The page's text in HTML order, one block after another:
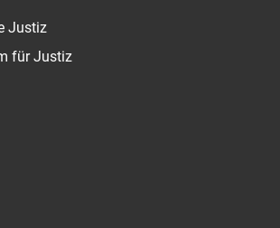
Justiz
für Justiz